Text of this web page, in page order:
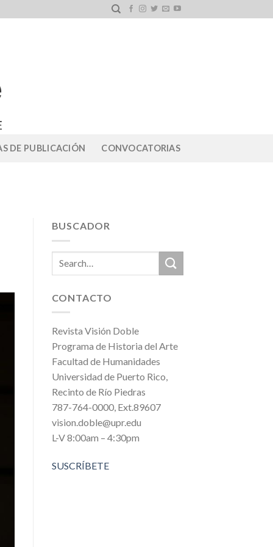
DE PUBLICACIÓN CONVOCATORIAS
BUSCADOR
CONTACTO
Revista Visión Doble
Programa de Historia del Arte
Facultad de Humanidades
Universidad de Puerto Rico,
Recinto de Río Piedras
787-764-0000, Ext.89607
vision.doble@upr.edu
L-V 8:00am – 4:30pm
SUSCRÍBETE